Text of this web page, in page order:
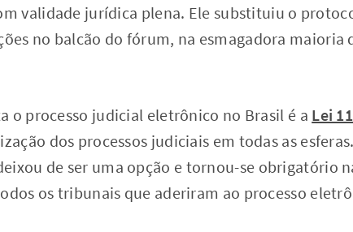
validade jurídica plena. Ele substituiu o
no balcão do fórum, na esmagadora maioria
o processo judicial eletrônico no Brasil é a Lei
dos processos judiciais em todas as
de ser uma opção e tornou-se obrigatório
os tribunais que aderiram ao processo